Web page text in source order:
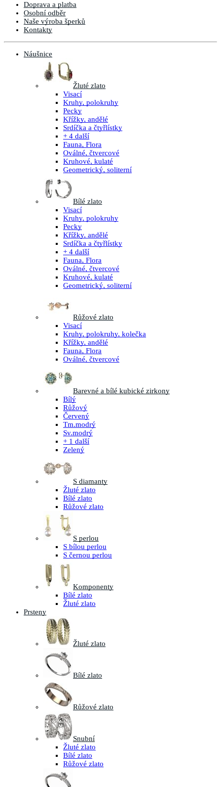
Doprava a platba
Osobní odběr
Naše výroba šperků
Kontakty
Náušnice
Žluté zlato
Visací
Kruhy, polokruhy
Pecky
Křížky, andělé
Srdíčka a čtyřlístky
+ 4 další
Fauna, Flora
Oválné, čtvercové
Kruhové, kulaté
Geometrický, soliterní
Bílé zlato
Visací
Kruhy, polokruhy
Pecky
Křížky, andělé
Srdíčka a čtyřlístky
+ 4 další
Fauna, Flora
Oválné, čtvercové
Kruhové, kulaté
Geometrický, soliterní
Růžové zlato
Visací
Kruhy, polokruhy, kolečka
Křížky, andělé
Fauna, Flora
Oválné, čtvercové
Barevné a bílé kubické zirkony
Bílý
Růžový
Červený
Tm.modrý
Sv.modrý
+ 1 další
Zelený
S diamanty
Žluté zlato
Bílé zlato
Růžové zlato
S perlou
S bílou perlou
S černou perlou
Komponenty
Bílé zlato
Žluté zlato
Prsteny
Žluté zlato
Bílé zlato
Růžové zlato
Snubní
Žluté zlato
Bílé zlato
Růžové zlato